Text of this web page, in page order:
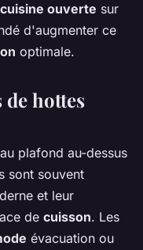
cuisine ouverte sur
d'augmenter ce
optimale.
hottes
plafond au-dessus
sont souvent
et leur
de cuisson. Les
évacuation ou